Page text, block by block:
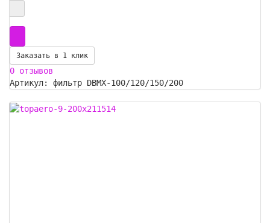
Заказать в 1 клик
0 отзывов
Артикул: фильтр DBMX-100/120/150/200